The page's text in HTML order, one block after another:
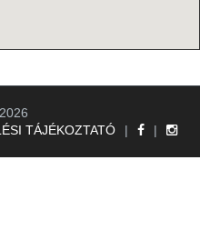
TÁJÉKOZTATÓ
| |